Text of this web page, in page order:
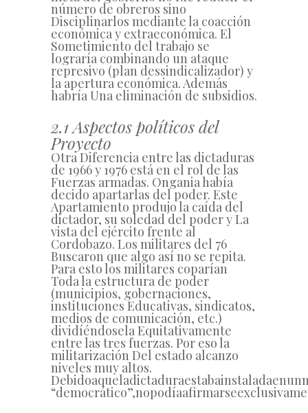
número de obreros sino
Disciplinarlos mediante la coacción
económica y extraeconómica. El
Sometimiento del trabajo se
lograría combinando un ataque
represivo (plan dessindicalizador) y
la apertura económica. Además
habría Una eliminación de subsidios.
2.1 Aspectos políticos del
Proyecto
Otra Diferencia entre las dictaduras
de 1966 y 1976 está en el rol de las
Fuerzas armadas. Ongania había
decido apartarlas del poder. Este
Apartamiento produjo la caída del
dictador, su soledad del poder y La
vista del ejército frente al
Cordobazo. Los militares del 76
Buscaron que algo así no se repita.
Para esto los militares coparían
Toda la estructura de poder
(municipios, gobernaciones,
instituciones Educativas, sindicatos,
medios de comunicación, etc.)
dividíéndosela Equitativamente
entre las tres fuerzas. Por eso la
militarización Del estado alcanzo
niveles muy altos.
Debidoaqueladictaduraestabainstaladaenun
“democrático”,nopodíaafirmarse